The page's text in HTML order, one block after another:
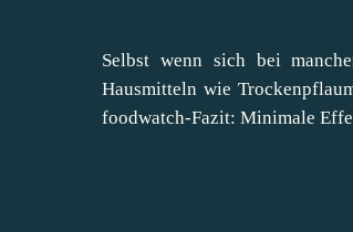
Selbst wenn sich bei
Hausmitteln wie
foodwatch-Fazit: Minimale